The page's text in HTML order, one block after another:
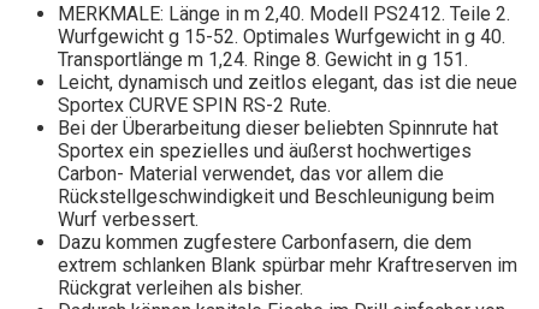
MERKMALE: Länge in m 2,40. Modell PS2412. Teile 2.
Wurfgewicht g 15-52. Optimales Wurfgewicht in g 40.
Transportlänge m 1,24. Ringe 8. Gewicht in g 151.
Leicht, dynamisch und zeitlos elegant, das ist die neue
Sportex CURVE SPIN RS-2 Rute.
Bei der Überarbeitung dieser beliebten Spinnrute hat
Sportex ein spezielles und äußerst hochwertiges
Carbon- Material verwendet, das vor allem die
Rückstellgeschwindigkeit und Beschleunigung beim
Wurf verbessert.
Dazu kommen zugfestere Carbonfasern, die dem
extrem schlanken Blank spürbar mehr Kraftreserven im
Rückgrat verleihen als bisher.